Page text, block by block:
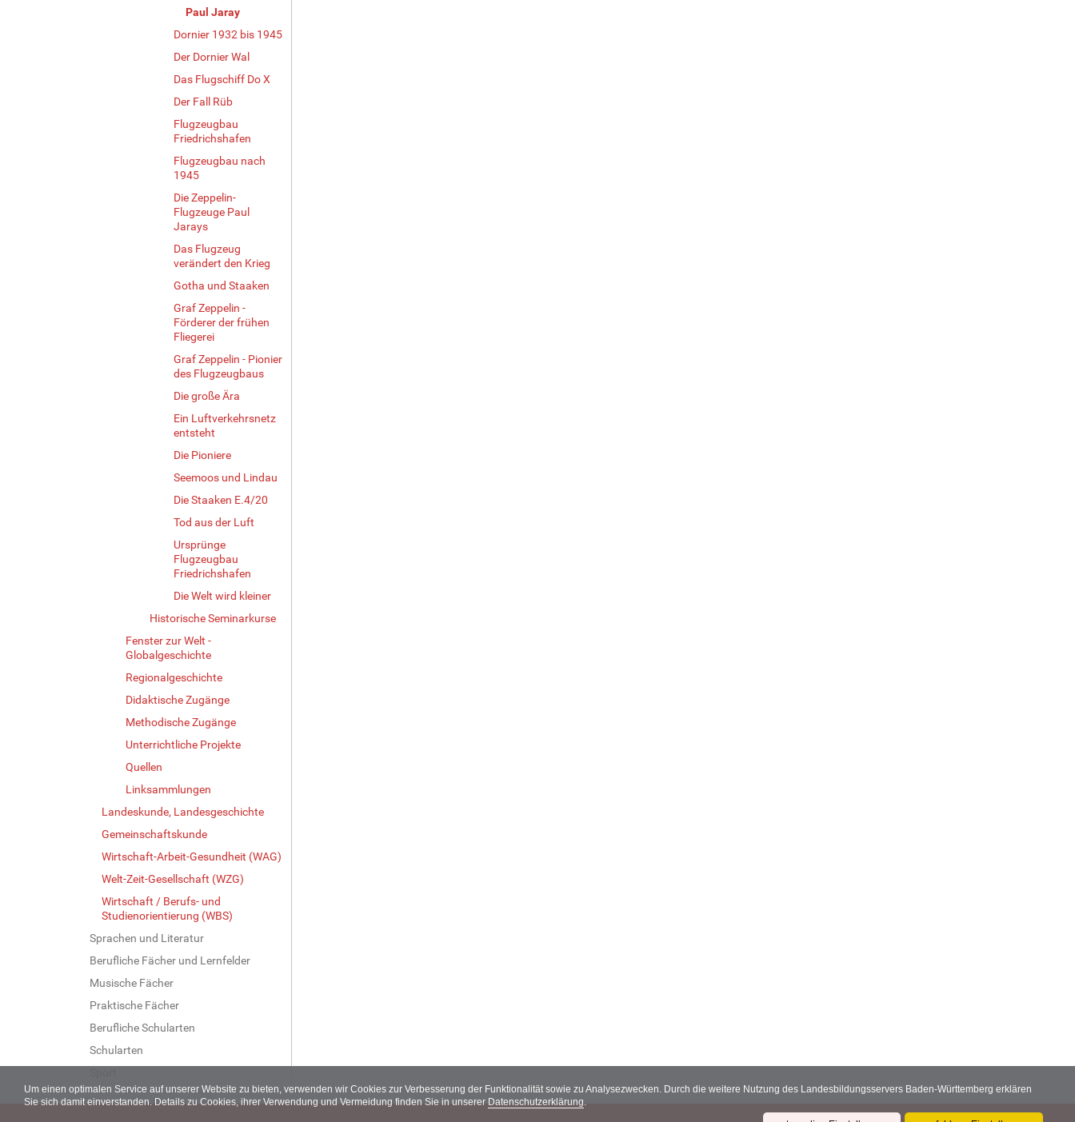
Um einen optimalen Service auf unserer Website zu bieten, verwenden wir Cookies zur Verbesserung der Funktionalität sowie zu Analysezwecken. Durch die weitere Nutzung des Landesbildungsservers Baden-Württemberg erklären
Sie sich damit einverstanden. Details zu Cookies, ihrer Verwendung und Vermeidung finden Sie in unserer Datenschutzerklärung.
Paul Jaray
Dornier 1932 bis 1945
Der Dornier Wal
Das Flugschiff Do X
Der Fall Rüb
Flugzeugbau
Friedrichshafen
Flugzeugbau nach
1945
Die Zeppelin-
Flugzeuge Paul
Jarays
Das Flugzeug
verändert den Krieg
Gotha und Staaken
Graf Zeppelin -
Förderer der frühen
Fliegerei
Graf Zeppelin - Pionier
des Flugzeugbaus
Die große Ära
Ein Luftverkehrsnetz
entsteht
Die Pioniere
Seemoos und Lindau
Die Staaken E.4/20
Tod aus der Luft
Ursprünge
Flugzeugbau
Friedrichshafen
Die Welt wird kleiner
Historische Seminarkurse
Fenster zur Welt -
Globalgeschichte
Regionalgeschichte
Didaktische Zugänge
Methodische Zugänge
Unterrichtliche Projekte
Quellen
Linksammlungen
Landeskunde, Landesgeschichte
Gemeinschaftskunde
Wirtschaft-Arbeit-Gesundheit (WAG)
Welt-Zeit-Gesellschaft (WZG)
Wirtschaft / Berufs- und
Studienorientierung (WBS)
Sprachen und Literatur
Berufliche Fächer und Lernfelder
Musische Fächer
Praktische Fächer
Berufliche Schularten
Schularten